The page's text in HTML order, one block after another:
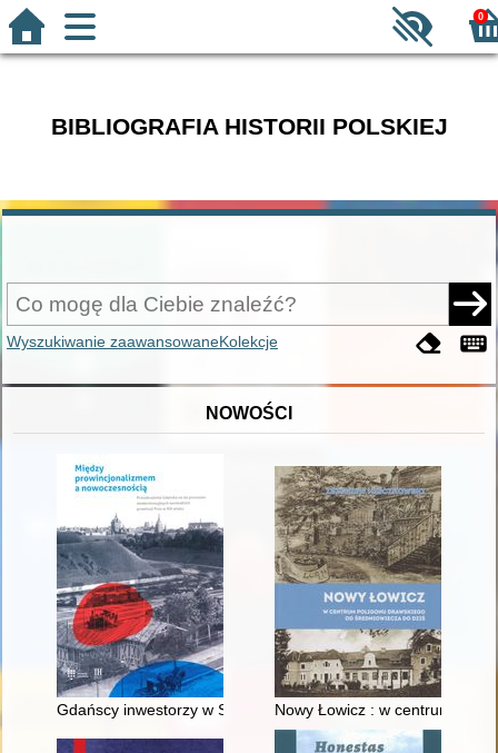
0
BIBLIOGRAFIA HISTORII POLSKIEJ
Wyszukiwanie zaawansowaneKolekcje
NOWOŚCI
Gdańscy inwestorzy w Sopocie : prestiż finansowy i
Nowy Łowicz : w centrum